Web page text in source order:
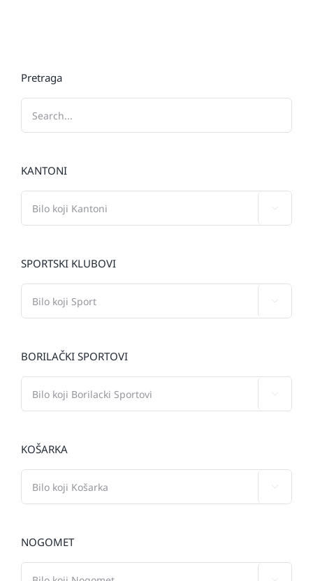
Pretraga
KANTONI
SPORTSKI KLUBOVI
BORILAČKI SPORTOVI
KOŠARKA
NOGOMET